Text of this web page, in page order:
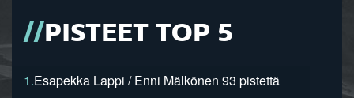
PISTEET TOP 5
1.Esapekka Lappi / Enni Mälkönen 93 pistettä